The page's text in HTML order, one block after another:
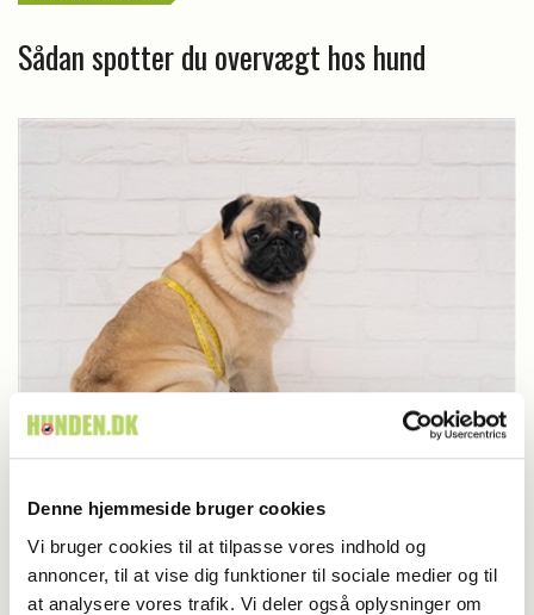
Denne hjemmeside bruger cookies
Vi bruger cookies til at tilpasse vores indhold og
annoncer, til at vise dig funktioner til sociale medier og til
at analysere vores trafik. Vi deler også oplysninger om
Sådan spotter du overvægt hos hund
Livet med hund
Sådan hjælper du din overvægtige hund
Har du en nyhed eller god historie?